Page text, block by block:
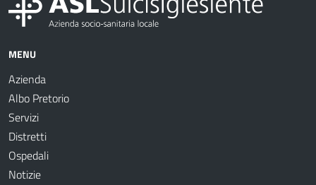
MENU
Azienda
Albo Pretorio
Servizi
Distretti
Ospedali
Notizie